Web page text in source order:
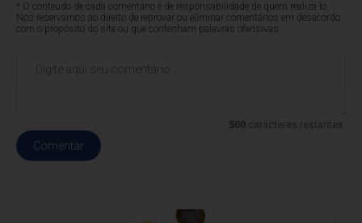
* O conteúdo de cada comentário é de responsabilidade de quem realizá-lo.
Nos reservamos ao direito de reprovar ou eliminar comentários em desacordo
com o propósito do site ou que contenham palavras ofensivas.
500caracteres restantes.
Comentar